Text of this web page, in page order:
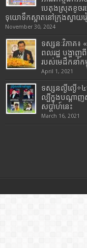
បេតុងស្រុតខូចរ
ទុយោទឹកស្អាតនៅក្រុងស្វាយរ
November 30, 2024
ទស្សនៈវិភាគ៖
ពលរដ្ឋ បង្ហាញ
របស់មេដឹកនាំកម្
April 1, 2021
ទស្សនល្ងីល្ងើ
ល្បីក្នុងបណ្តាញ
សប្តាហ៍នេះ
March 16, 2021